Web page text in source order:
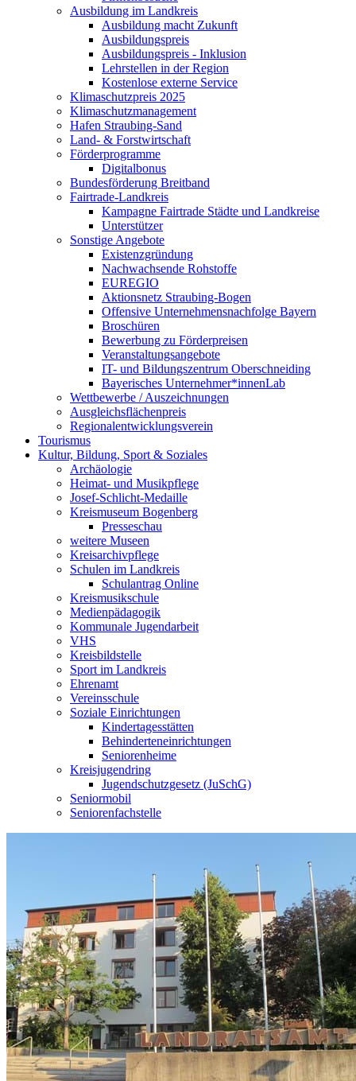
Ausbildung im Landkreis
Ausbildung macht Zukunft
Ausbildungspreis
Ausbildungspreis - Inklusion
Lehrstellen in der Region
Kostenlose externe Service
Klimaschutzpreis 2025
Klimaschutzmanagement
Hafen Straubing-Sand
Land- & Forstwirtschaft
Förderprogramme
Digitalbonus
Bundesförderung Breitband
Fairtrade-Landkreis
Kampagne Fairtrade Städte und Landkreise
Unterstützer
Sonstige Angebote
Existenzgründung
Nachwachsende Rohstoffe
EUREGIO
Aktionsnetz Straubing-Bogen
Offensive Unternehmensnachfolge Bayern
Broschüren
Bewerbung zu Förderpreisen
Veranstaltungsangebote
IT- und Bildungszentrum Oberschneiding
Bayerisches Unternehmer*innenLab
Wettbewerbe / Auszeichnungen
Ausgleichsflächenpreis
Regionalentwicklungsverein
Tourismus
Kultur, Bildung, Sport & Soziales
Archäologie
Heimat- und Musikpflege
Josef-Schlicht-Medaille
Kreismuseum Bogenberg
Presseschau
weitere Museen
Kreisarchivpflege
Schulen im Landkreis
Schulantrag Online
Kreismusikschule
Medienpädagogik
Kommunale Jugendarbeit
VHS
Kreisbildstelle
Sport im Landkreis
Ehrenamt
Vereinsschule
Soziale Einrichtungen
Kindertagesstätten
Behinderteneinrichtungen
Seniorenheime
Kreisjugendring
Jugendschutzgesetz (JuSchG)
Seniormobil
Seniorenfachstelle